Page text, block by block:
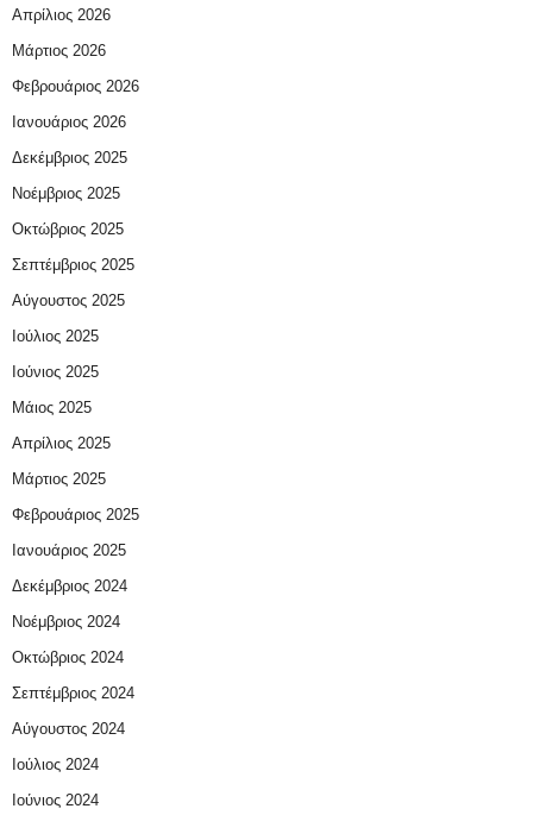
Απρίλιος 2026
Μάρτιος 2026
Φεβρουάριος 2026
Ιανουάριος 2026
Δεκέμβριος 2025
Νοέμβριος 2025
Οκτώβριος 2025
Σεπτέμβριος 2025
Αύγουστος 2025
Ιούλιος 2025
Ιούνιος 2025
Μάιος 2025
Απρίλιος 2025
Μάρτιος 2025
Φεβρουάριος 2025
Ιανουάριος 2025
Δεκέμβριος 2024
Νοέμβριος 2024
Οκτώβριος 2024
Σεπτέμβριος 2024
Αύγουστος 2024
Ιούλιος 2024
Ιούνιος 2024